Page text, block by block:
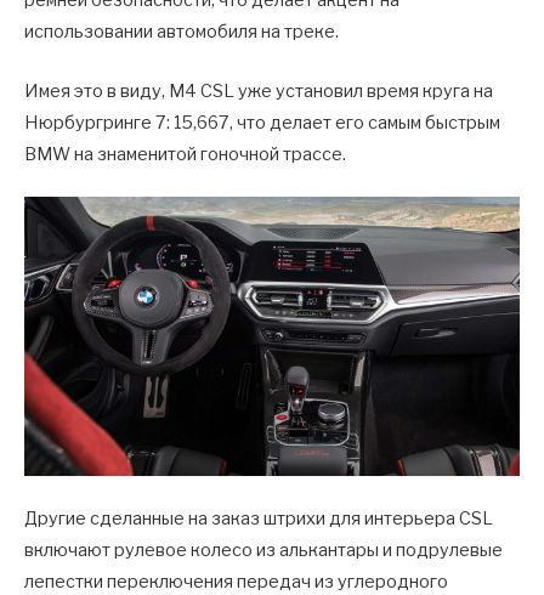
использовании автомобиля на треке.
Имея это в виду, M4 CSL уже установил время круга на
Нюрбургринге 7: 15,667, что делает его самым быстрым
BMW на знаменитой гоночной трассе.
Другие сделанные на заказ штрихи для интерьера CSL
включают рулевое колесо из алькантары и подрулевые
лепестки переключения передач из углеродного